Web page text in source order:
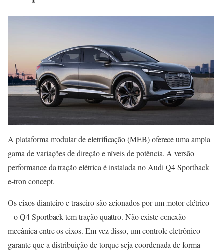
A plataforma modular de eletrificação (MEB) oferece uma ampla
gama de variações de direção e níveis de potência. A versão
performance da tração elétrica é instalada no Audi Q4 Sportback
e-tron concept.
Os eixos dianteiro e traseiro são acionados por um motor elétrico
– o Q4 Sportback tem tração quattro. Não existe conexão
mecânica entre os eixos. Em vez disso, um controle eletrônico
garante que a distribuição de torque seja coordenada de forma